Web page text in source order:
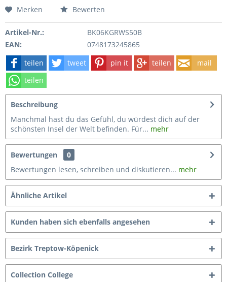
Merken Bewerten
Artikel-Nr.:
BK06KGRWS50B
EAN:
0748173245865
teilen
tweet pin it teilen
mail
teilen
Beschreibung
Manchmal hast du das Gefühl, du würdest dich auf der
schönsten Insel der Welt befinden. Für... mehr
Bewertungen
0
Bewertungen lesen, schreiben und diskutieren... mehr
Ähnliche Artikel
Kunden haben sich ebenfalls angesehen
Bezirk Treptow-Köpenick
Collection College